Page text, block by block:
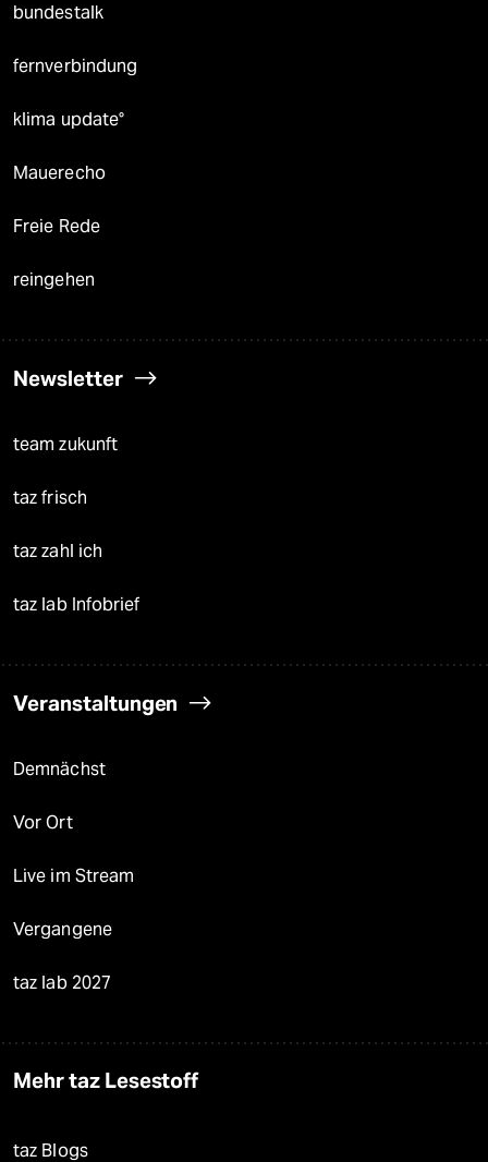
bundestalk
fernverbindung
klima update°
Mauerecho
Freie Rede
reingehen
Newsletter
team zukunft
taz frisch
taz zahl ich
taz lab Infobrief
Veranstaltungen
Demnächst
Vor Ort
Live im Stream
Vergangene
taz lab 2027
Mehr taz Lesestoff
taz Blogs